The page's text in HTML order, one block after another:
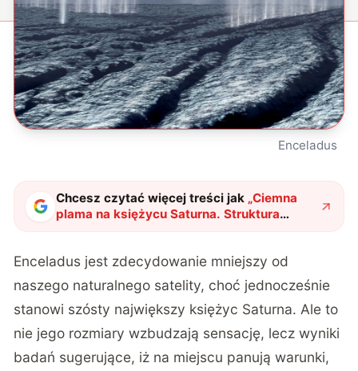
Enceladus
Chcesz czytać więcej treści jak „Ciemna
plama na księżycu Saturna. Struktura
widoczna na Enceladusie znika w
Enceladus jest zdecydowanie mniejszy od
naszego naturalnego satelity, choć jednocześnie
stanowi szósty największy księżyc Saturna. Ale to
nie jego rozmiary wzbudzają sensację, lecz wyniki
badań sugerujące, iż na miejscu panują warunki,